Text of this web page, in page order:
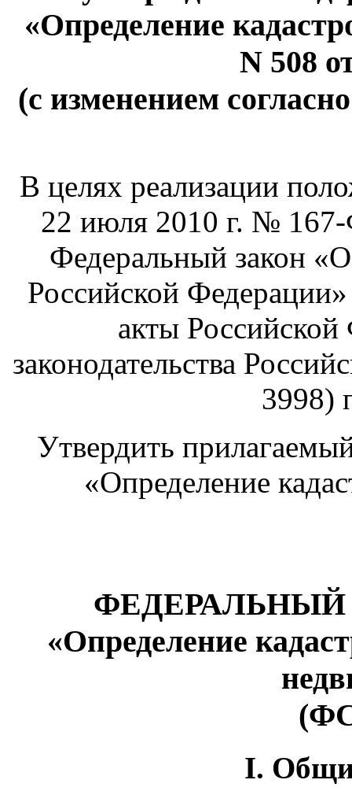
«Определение
N 508
(с изменением
В целях реализации
22 июля 2010 г. №
Федеральный закон
Российской
акты
законодательства
3998)
Утвердить
«Определение
«Определение
I.